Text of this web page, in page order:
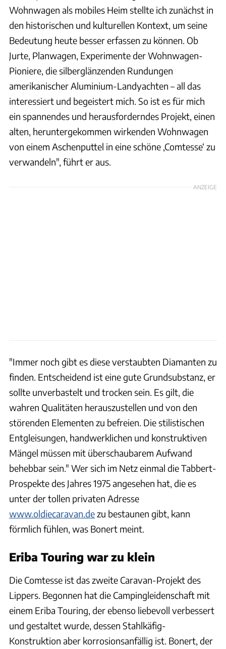
Wohnwagen als mobiles Heim stellte ich zunächst in
den historischen und kulturellen Kontext, um seine
Bedeutung heute besser erfassen zu können. Ob
Jurte, Planwagen, Experimente der Wohnwagen-
Pioniere, die silberglänzenden Rundungen
amerikanischer Aluminium-Landyachten – all das
interessiert und begeistert mich. So ist es für mich
ein spannendes und herausforderndes Projekt, einen
alten, heruntergekommen wirkenden Wohnwagen
von einem Aschenputtel in eine schöne ‚Comtesse‘ zu
verwandeln", führt er aus.
ANZEIGE
"Immer noch gibt es diese verstaubten Diamanten zu
finden. Entscheidend ist eine gute Grundsubstanz, er
sollte unverbastelt und trocken sein. Es gilt, die
wahren Qualitäten herauszustellen und von den
störenden Elementen zu befreien. Die stilistischen
Entgleisungen, handwerklichen und konstruktiven
Mängel müssen mit überschaubarem Aufwand
behebbar sein." Wer sich im Netz einmal die Tabbert-
Prospekte des Jahres 1975 angesehen hat, die es
unter der tollen privaten Adresse
www.oldiecaravan.dezu bestaunen gibt, kann
förmlich fühlen, was Bonert meint.
Eriba Touring war zu klein
Die Comtesse ist das zweite Caravan-Projekt des
Lippers. Begonnen hat die Campingleidenschaft mit
einem Eriba Touring, der ebenso liebevoll verbessert
und gestaltet wurde, dessen Stahlkäfig-
Konstruktion aber korrosionsanfällig ist. Bonert, der